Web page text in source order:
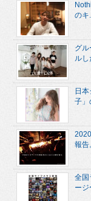
のキ
グ
ルし
日
子」
報告
全国
ージ